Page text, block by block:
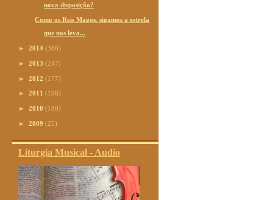
nova disposição?
Como os Reis Magos, sigamos a estrela
que nos leva...
► 2014 (366)
► 2013 (247)
► 2012 (177)
► 2011 (196)
► 2010 (180)
► 2009 (25)
Liturgia Musical - Audio